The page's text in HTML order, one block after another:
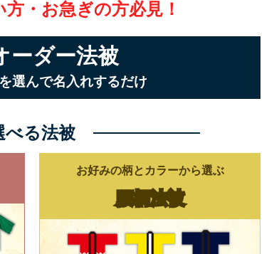
・お急ぎの方必見！
ーダー法被
選んで名入れするだけ
べる法被
お好みの柄とカラーから選ぶ
腰柄法被